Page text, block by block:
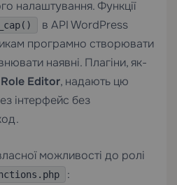
налаштування. Функції
в API WordPress
програмно створювати
наявні. Плагіни, як-
Editor, надають цю
інтерфейс без
можливості до ролі
: